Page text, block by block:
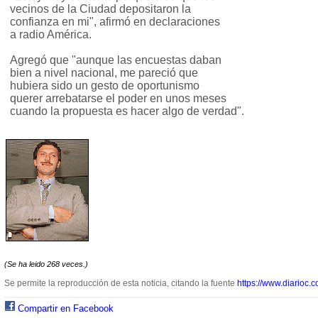
vecinos de la Ciudad depositaron la
confianza en mi", afirmó en declaraciones
a radio América.
Agregó que "aunque las encuestas daban
bien a nivel nacional, me pareció que
hubiera sido un gesto de oportunismo
querer arrebatarse el poder en unos meses
cuando la propuesta es hacer algo de verdad".
(Se ha leido 268 veces.)
Se permite la reproducción de esta noticia, citando la fuente https://
Compartir en Facebook